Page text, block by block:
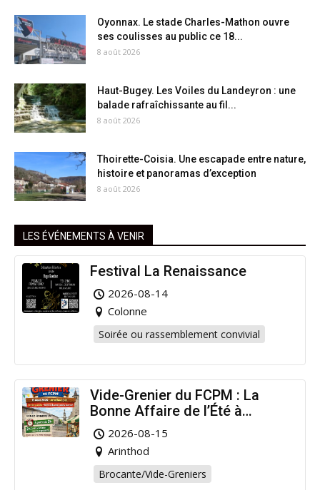
Oyonnax. Le stade Charles-Mathon ouvre
ses coulisses au public ce 18...
8 août 2026
Haut-Bugey. Les Voiles du Landeyron : une
balade rafraîchissante au fil...
8 août 2026
Thoirette-Coisia. Une escapade entre nature,
histoire et panoramas d’exception
8 août 2026
LES ÉVÉNEMENTS À VENIR
Festival La Renaissance
2026-08-14
Colonne
Soirée ou rassemblement convivial
Vide-Grenier du FCPM : La
Bonne Affaire de l’Été à
Arinthod !
2026-08-15
Arinthod
Brocante/Vide-Greniers